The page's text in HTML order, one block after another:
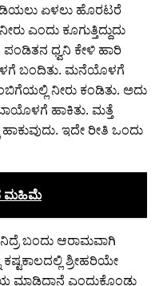
ಏಳಲು ಹೊರಟರೆ
ಎಂದು ಕೂಗುತ್ತಿದ್ದುದು
ಪಂಡಿತನ ಧ್ವನಿ ಕೇಳಿ ಹಾರಿ
ಬಂದಿತು. ಮನೆಯೊಳಗೆ
ನೀರು ಕಂಡಿತು. ಅದು
ಹಾಕಿತು. ಮತ್ತೆ
ಇದೇ ರೀತಿ ಒಂದು
ಮಹಿಮೆ
ಬಂದು ಆರಾಮವಾಗಿ
ಶ್ರೀಹರಿಯೇ
ಮಾಡಿದ್ದಾನೆ ಎಂದುಕೊಂಡು